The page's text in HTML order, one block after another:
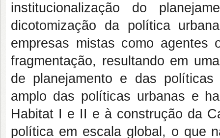
institucionalização do
dicotomização da política
empresas mistas como agentes
fragmentação, resultando em
de planejamento e das
amplo das políticas urbanas e
Habitat I e II e à construção da
política em escala global, o que